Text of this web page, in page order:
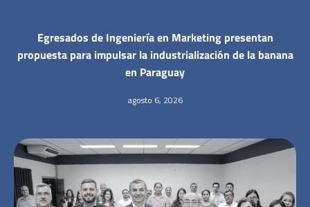
Egresados de Ingeniería en Marketing presentan
propuesta para impulsar la industrialización de la banana
en Paraguay
agosto 6, 2026